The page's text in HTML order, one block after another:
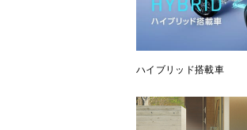
ハイブリッド搭載車